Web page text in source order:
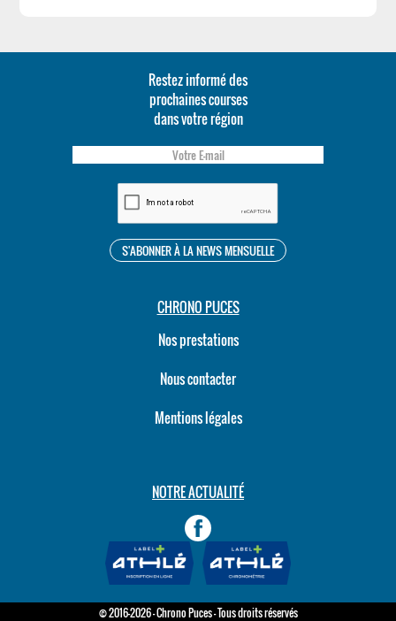
Restez informé des
prochaines courses
dans votre région
CHRONO PUCES
Nos prestations
Nous contacter
Mentions légales
NOTRE ACTUALITÉ
© 2016-2026 - Chrono Puces - Tous droits réservés